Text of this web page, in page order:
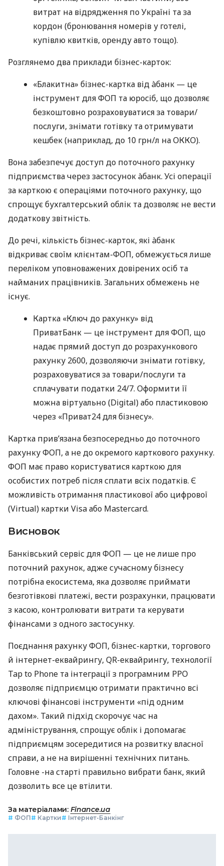
витрат на відрядження по Україні та за
кордон (бронювання номерів у готелі,
купівлю квитків, оренду авто тощо).
Розглянемо два приклади бізнес-карток:
«Блакитна» бізнес-картка від àбанк — це
інструмент для ФОП та юросіб, що дозволяє
безкоштовно розраховуватися за товари/
послуги, знімати готівку та отримувати
кешбек (наприклад, до 10 грн/л на ОККО).
Вона забезпечує доступ до поточного рахунку
підприємства через застосунок àбанк. Усі операції
за карткою є операціями поточного рахунку, що
спрощує бухгалтерський облік та дозволяє не вести
додаткову звітність.
До речі, кількість бізнес-карток, які àбанк
відкриває своїм клієнтам-ФОП, обмежується лише
переліком уповноважених довірених осіб та
найманих працівників. Загальних обмежень не
існує.
Картка «Ключ до рахунку» від
ПриватБанк — це інструмент для ФОП, що
надає прямий доступ до розрахункового
рахунку 2600, дозволяючи знімати готівку,
розраховуватися за товари/послуги та
сплачувати податки 24/7. Оформити її
можна віртуально (Digital) або пластиковою
через «Приват24 для бізнесу».
Картка прив’язана безпосередньо до поточного
рахунку ФОП, а не до окремого карткового рахунку.
ФОП має право користуватися карткою для
особистих потреб після сплати всіх податків. Є
можливість отримання пластикової або цифрової
(Virtual) картки Visa або Mastercard.
Висновок
Банківський сервіс для ФОП — це не лише про
поточний рахунок, адже сучасному бізнесу
потрібна екосистема, яка дозволяє приймати
безготівкові платежі, вести розрахунки, працювати
з касою, контролювати витрати та керувати
фінансами з одного застосунку.
Поєднання рахунку ФОП, бізнес-картки, торгового
й інтернет-еквайрингу, QR-еквайрингу, технології
Tap to Phone та інтеграції з програмним РРО
дозволяє підприємцю отримати практично всі
ключові фінансові інструменти «під одним
дахом». Такий підхід скорочує час на
адміністрування, спрощує облік і допомагає
підприємцям зосередитися на розвитку власної
справи, а не на вирішенні технічних питань.
Головне -на старті правильно вибрати банк, який
дозволить все це втілити.
За матеріалами: Finance.ua
# ФОП# Картки# Інтернет-Банкінг